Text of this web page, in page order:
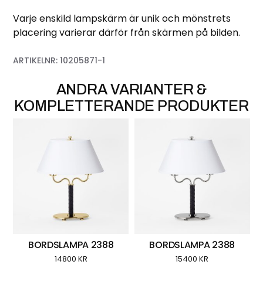
Varje enskild lampskärm är unik och mönstrets
placering varierar därför från skärmen på bilden.
ARTIKELNR:10205871-1
BORDSLAMPA 2388
14800 KR
BORDSLAMPA 2388
15400KR